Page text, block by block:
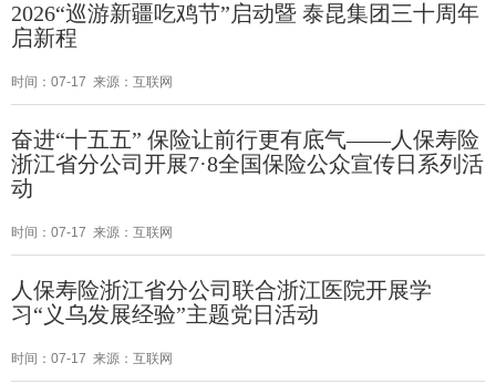
2026“巡游新疆吃鸡节”启动暨 泰昆集团三十周年
启新程
时间：07-17 来源：互联网
奋进“十五五” 保险让前行更有底气——人保寿险
浙江省分公司开展7·8全国保险公众宣传日系列活
动
时间：07-17 来源：互联网
人保寿险浙江省分公司联合浙江医院开展学
习“义乌发展经验”主题党日活动
时间：07-17 来源：互联网